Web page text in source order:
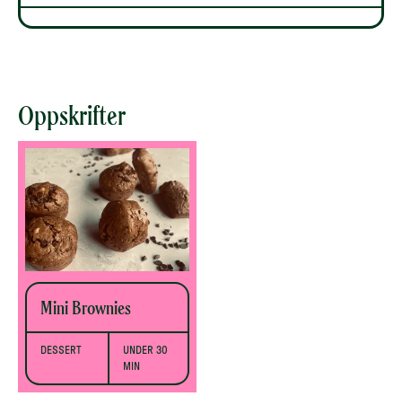
Oppskrifter
Mini Brownies
DESSERT
UNDER 30
MIN